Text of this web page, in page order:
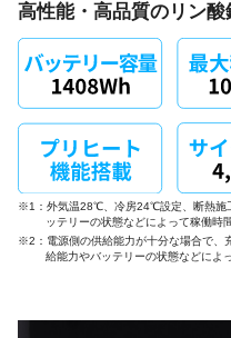
高性能・高品質のリン酸
※1：外気温28℃、冷房24℃設定、断熱施
ッテリーの状態などによって稼働時
※2：電源側の供給能力が十分な場合で、
給能力やバッテリーの状態などによ